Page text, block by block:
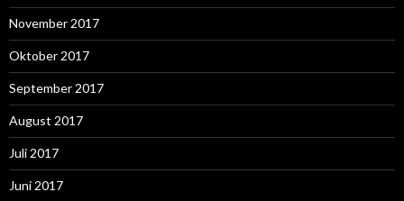
November 2017
Oktober 2017
September 2017
August 2017
Juli 2017
Juni 2017